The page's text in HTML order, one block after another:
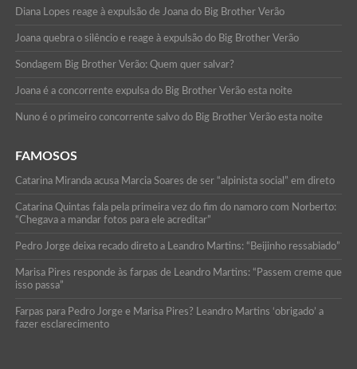
Diana Lopes reage à expulsão de Joana do Big Brother Verão
Joana quebra o silêncio e reage à expulsão do Big Brother Verão
Sondagem Big Brother Verão: Quem quer salvar?
Joana é a concorrente expulsa do Big Brother Verão esta noite
Nuno é o primeiro concorrente salvo do Big Brother Verão esta noite
FAMOSOS
Catarina Miranda acusa Marcia Soares de ser “alpinista social” em direto
Catarina Quintas fala pela primeira vez do fim do namoro com Norberto:
“Chegava a mandar fotos para ele acreditar”
Pedro Jorge deixa recado direto a Leandro Martins: “Beijinho ressabiado”
Marisa Pires responde às farpas de Leandro Martins: “Passem creme que
isso passa”
Farpas para Pedro Jorge e Marisa Pires? Leandro Martins ‘obrigado’ a
fazer esclarecimento